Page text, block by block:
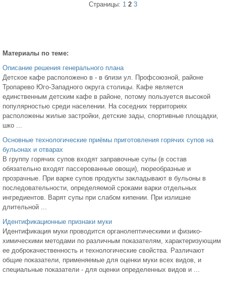
Страницы: 1 2 3
Материалы по теме:
Описание решения генерального плана
Детское кафе расположено в - в близи ул. Профсоюзной, районе
Тропарево Юго-Западного округа столицы. Кафе является
единственным детским кафе в районе, потому пользуется высокой
популярностью среди населении. На соседних территориях
расположены жилые застройки, детские зады, спортивные площадки,
шко ...
Основные технологические приёмы приготовления горячих супов на
бульонах и отварах
В группу горячих супов входят заправочные супы (в состав
обязательно входят пассерованные овощи), пюреобразные и
прозрачные. При варке супов продукты закладывают в бульоны в
последовательности, определяемой сроками варки отдельных
ингредиентов. Варят супы при слабом кипении. При излишне
длительной ...
Идентификационные признаки муки
Идентификация муки проводится органолептическими и физико-
химическими методами по различным показателям, характеризующим
ее доброкачественность и технологические свойства. Различают
общие показатели, применяемые для оценки муки всех видов, и
специальные показатели - для оценки определенных видов и ...